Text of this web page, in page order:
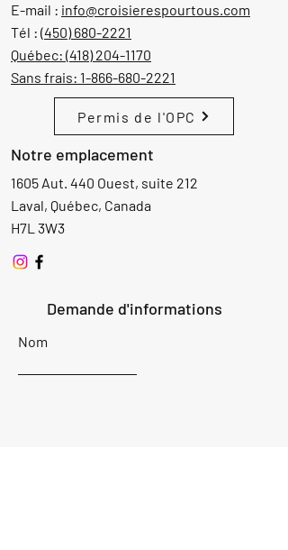
E-mail : info@croisierespourtous.com
Tél : (450) 680-2221
Québec: (418) 204-1170
Sans frais: 1-866-680-2221
Permis de l'OPC
Notre emplacement
1605 Aut. 440 Ouest, suite 212
Laval, Québec, Canada
H7L 3W3
Demande d'informations
Nom